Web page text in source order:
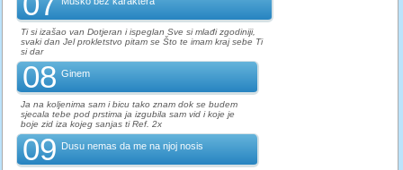
Ti si izašao van Dotjeran i ispeglan Sve si mlađi zgodiniji,
svaki dan Jel prokletstvo pitam se Što te imam kraj sebe Ti
si dar
08 Ginem
Ja na koljenima sam i bicu tako znam dok se budem
sjecala tebe pod prstima ja izgubila sam vid i koje je
boje zid iza kojeg sanjas ti Ref. 2x
09 Dusu nemas da me na njoj nosis